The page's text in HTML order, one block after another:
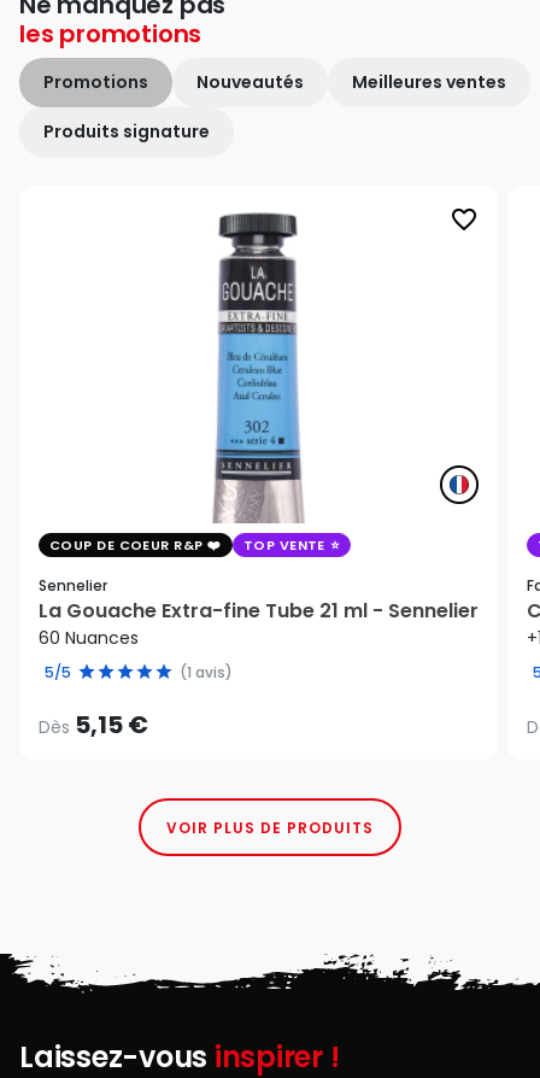
les promotions
Promotions Nouveautés Meilleures ventes
Produits signature
favorite_border
COUP DE COEUR R&P TOP VENTE
Sennelier
La Gouache Extra-fine Tube 21 ml - Sennelier
60 Nuances
5/5 (1 avis)
Dès 5,15 €
VOIR PLUS DE PRODUITS
Laissez-vous inspirer !